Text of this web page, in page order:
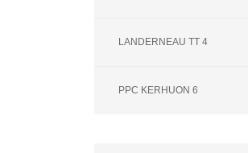
LANDERNEAU TT 4
PPC KERHUON 6